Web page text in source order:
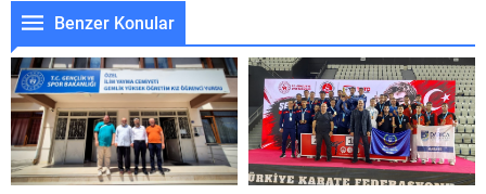
Benzer Konular